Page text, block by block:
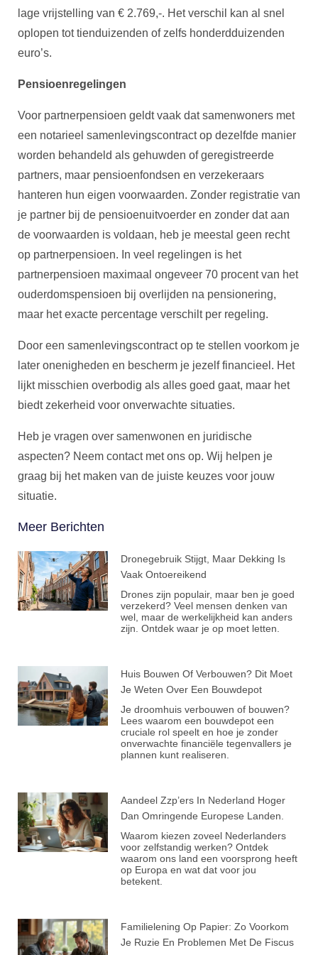
lage vrijstelling van € 2.769,-. Het verschil kan al snel
oplopen tot tienduizenden of zelfs honderdduizenden
euro’s.
Pensioenregelingen
Voor partnerpensioen geldt vaak dat samenwoners met
een notarieel samenlevingscontract op dezelfde manier
worden behandeld als gehuwden of geregistreerde
partners, maar pensioenfondsen en verzekeraars
hanteren hun eigen voorwaarden. Zonder registratie van
je partner bij de pensioenuitvoerder en zonder dat aan
de voorwaarden is voldaan, heb je meestal geen recht
op partnerpensioen. In veel regelingen is het
partnerpensioen maximaal ongeveer 70 procent van het
ouderdomspensioen bij overlijden na pensionering,
maar het exacte percentage verschilt per regeling.
Door een samenlevingscontract op te stellen voorkom je
later onenigheden en bescherm je jezelf financieel. Het
lijkt misschien overbodig als alles goed gaat, maar het
biedt zekerheid voor onverwachte situaties.
Heb je vragen over samenwonen en juridische
aspecten? Neem contact met ons op. Wij helpen je
graag bij het maken van de juiste keuzes voor jouw
situatie.
Meer Berichten
Dronegebruik Stijgt, Maar Dekking Is
Vaak Ontoereikend
Drones zijn populair, maar ben je goed
verzekerd? Veel mensen denken van
wel, maar de werkelijkheid kan anders
zijn. Ontdek waar je op moet letten.
Huis Bouwen Of Verbouwen? Dit Moet
Je Weten Over Een Bouwdepot
Je droomhuis verbouwen of bouwen?
Lees waarom een bouwdepot een
cruciale rol speelt en hoe je zonder
onverwachte financiële tegenvallers je
plannen kunt realiseren.
Aandeel Zzp’ers In Nederland Hoger
Dan Omringende Europese Landen.
Waarom kiezen zoveel Nederlanders
voor zelfstandig werken? Ontdek
waarom ons land een voorsprong heeft
op Europa en wat dat voor jou
betekent.
Familielening Op Papier: Zo Voorkom
Je Ruzie En Problemen Met De Fiscus